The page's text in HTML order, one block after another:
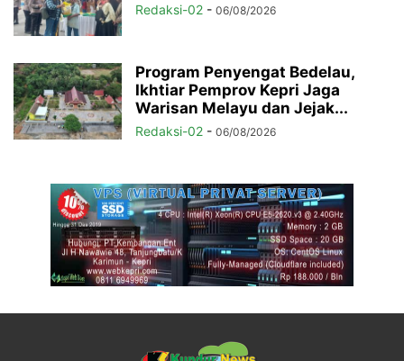
Redaksi-02 - 06/08/2026
Program Penyengat Bedelau,
Ikhtiar Pemprov Kepri Jaga
Warisan Melayu dan Jejak...
Redaksi-02 - 06/08/2026